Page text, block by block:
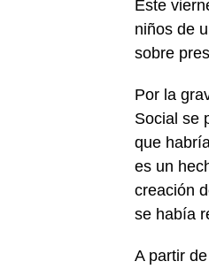
Este
niños de
sobre
Por la
Social se
que
es un
creación
se había
A partir